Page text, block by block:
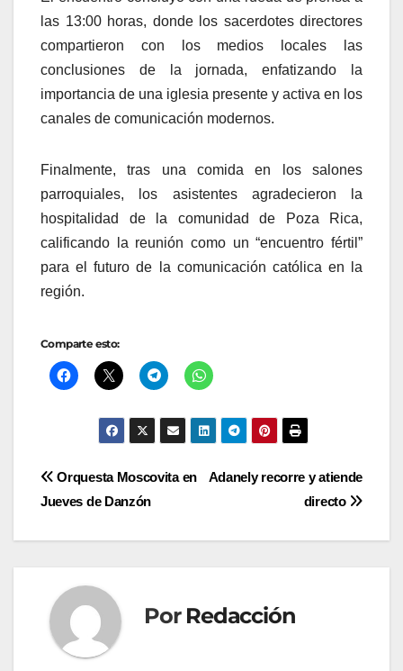
las 13:00 horas, donde los sacerdotes directores
compartieron con los medios locales las
conclusiones de la jornada, enfatizando la
importancia de una iglesia presente y activa en los
canales de comunicación modernos.
Finalmente, tras una comida en los salones
parroquiales, los asistentes agradecieron la
hospitalidad de la comunidad de Poza Rica,
calificando la reunión como un “encuentro fértil”
para el futuro de la comunicación católica en la
región.
Comparte esto:
Navegación
Adanely recorre y atiende
directo
Orquesta Moscovita en
Jueves de Danzón
Por Redacción